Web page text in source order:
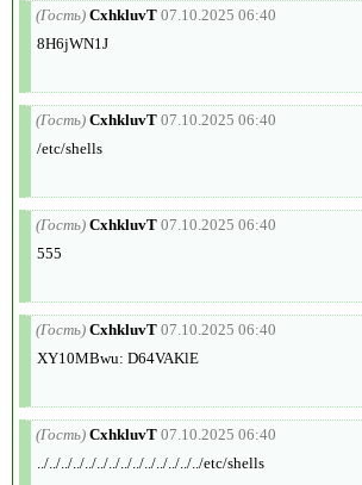
(Гость) CxhkluvT 07.10.2025 06:40
8H6jWN1J
(Гость) CxhkluvT 07.10.2025 06:40
/etc/shells
(Гость) CxhkluvT 07.10.2025 06:40
555
(Гость) CxhkluvT 07.10.2025 06:40
XY10MBwu: D64VAKlE
(Гость) CxhkluvT 07.10.2025 06:40
../../../../../../../../../../../../../../etc/shells